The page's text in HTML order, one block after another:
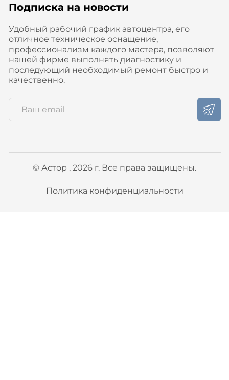
Подписка на новости
Удобный рабочий график автоцентра, его
отличное техническое оснащение,
профессионализм каждого мастера, позволяют
нашей фирме выполнять диагностику и
последующий необходимый ремонт быстро и
качественно.
© Астор , 2026 г. Все права защищены.
Политика конфиденциальности